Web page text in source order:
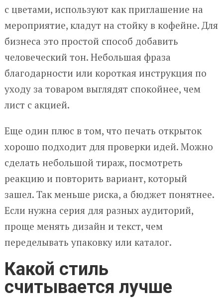
с цветами, используют как приглашение на
мероприятие, кладут на стойку в кофейне. Для
бизнеса это простой способ добавить
человеческий тон. Небольшая фраза
благодарности или короткая инструкция по
уходу за товаром выглядят спокойнее, чем
лист с акцией.
Еще один плюс в том, что печать открыток
хорошо подходит для проверки идей. Можно
сделать небольшой тираж, посмотреть
реакцию и повторить вариант, который
зашел. Так меньше риска, а бюджет понятнее.
Если нужна серия для разных аудиторий,
проще менять дизайн и текст, чем
переделывать упаковку или каталог.
Какой стиль
считывается лучше